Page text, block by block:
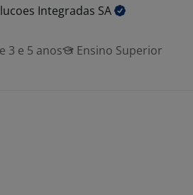
Integradas SA
3 e 5 anos
Ensino Superior